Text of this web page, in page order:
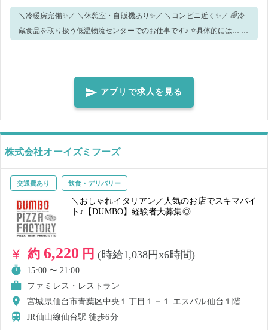
＼冷暖房完備✨／ ＼休憩室・自販機あり✨／ ＼コンビニ近く✨／ 🌈冷
蔵食品を取り扱う低温物流センターでのお仕事です♪ ⭐具体的には… ・
まえば、どんどんスピードアップしていけます！ 整理整頓された倉庫
なので、ピッキングもスムーズに行えます。
アプリで求人を見る
株式会社オーイズミフーズ
交通費あり 飲食・デリバリー
＼おしゃれイタリアン／人気のお店でスキマバイ
ト♪【DUMBO】経験者大募集◎
約 6,220 円(時給1,038円x6時間)
15:00 〜 21:00
ファミレス・レストラン
宮城県仙台市青葉区中央１丁目１－１ エスパル仙台１階
JR仙山線仙台駅徒歩6分